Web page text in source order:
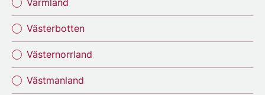
Värmland
Västerbotten
Västernorrland
Västmanland